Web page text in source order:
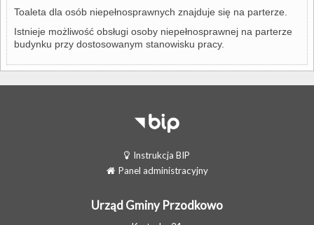
Toaleta dla osób niepełnosprawnych znajduje się na parterze.
Istnieje możliwość obsługi osoby niepełnosprawnej na parterze
budynku przy dostosowanym stanowisku pracy.
Instrukcja BIP
Panel administracyjny
Urząd Gminy Przodkowo